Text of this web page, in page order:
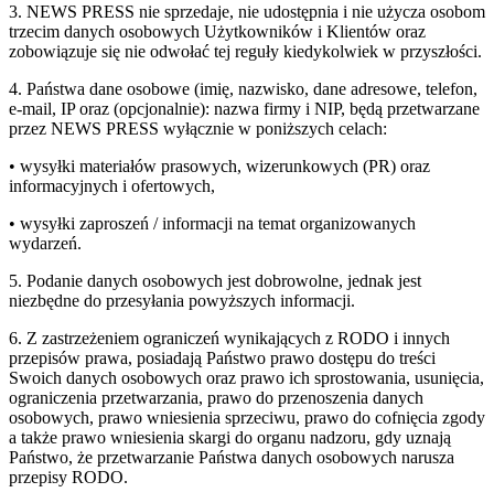
3. NEWS PRESS nie sprzedaje, nie udostępnia i nie użycza osobom
trzecim danych osobowych Użytkowników i Klientów oraz
zobowiązuje się nie odwołać tej reguły kiedykolwiek w przyszłości.
4. Państwa dane osobowe (imię, nazwisko, dane adresowe, telefon,
e-mail, IP oraz (opcjonalnie): nazwa firmy i NIP, będą przetwarzane
przez NEWS PRESS wyłącznie w poniższych celach:
• wysyłki materiałów prasowych, wizerunkowych (PR) oraz
informacyjnych i ofertowych,
• wysyłki zaproszeń / informacji na temat organizowanych
wydarzeń.
5. Podanie danych osobowych jest dobrowolne, jednak jest
niezbędne do przesyłania powyższych informacji.
6. Z zastrzeżeniem ograniczeń wynikających z RODO i innych
przepisów prawa, posiadają Państwo prawo dostępu do treści
Swoich danych osobowych oraz prawo ich sprostowania, usunięcia,
ograniczenia przetwarzania, prawo do przenoszenia danych
osobowych, prawo wniesienia sprzeciwu, prawo do cofnięcia zgody
a także prawo wniesienia skargi do organu nadzoru, gdy uznają
Państwo, że przetwarzanie Państwa danych osobowych narusza
przepisy RODO.